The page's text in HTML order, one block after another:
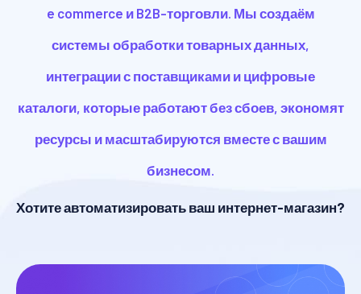
e commerce и B2B-торговли. Мы создаём
системы обработки товарных данных,
интеграции с поставщиками и цифровые
каталоги, которые работают без сбоев, экономят
ресурсы и масштабируются вместе с вашим
бизнесом.
Хотите автоматизировать ваш интернет-магазин?